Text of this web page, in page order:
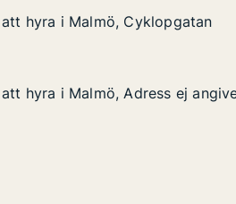
Cyklopgatan
hyra i Malmö, Cyklopgatan
hyra i Malmö, Cyklopgatan
Adress ej angivet
hyra i Malmö, Adress ej
hyra i Malmö, Adress ej